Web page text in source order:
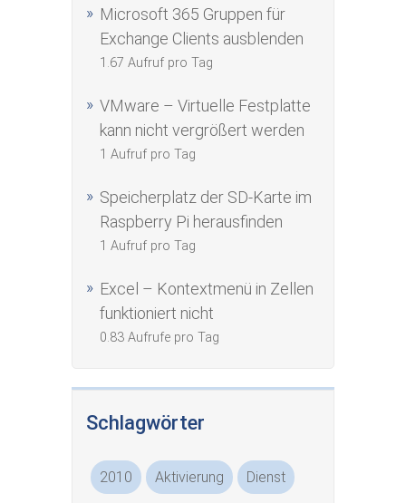
Microsoft 365 Gruppen für
Exchange Clients ausblenden
1.67 Aufruf pro Tag
VMware – Virtuelle Festplatte
kann nicht vergrößert werden
1 Aufruf pro Tag
Speicherplatz der SD-Karte im
Raspberry Pi herausfinden
1 Aufruf pro Tag
Excel – Kontextmenü in Zellen
funktioniert nicht
0.83 Aufrufe pro Tag
Schlagwörter
2010 Aktivierung Dienst